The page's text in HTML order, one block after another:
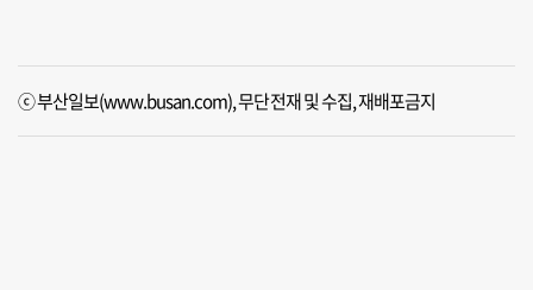
ⓒ 부산일보(www.busan.com), 무단전재 및 수집, 재배포금지